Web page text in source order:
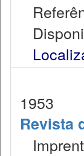
1953
Revista